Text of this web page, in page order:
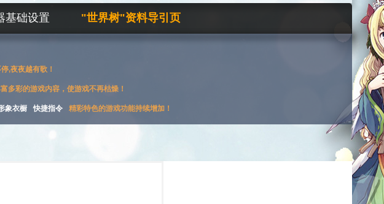
基础设置 "世界树"资料导引页
,夜夜越有歌！
多彩的游戏内容，使游戏不再枯燥！
象衣橱 快捷指令 精彩特色的游戏功能持续增加！